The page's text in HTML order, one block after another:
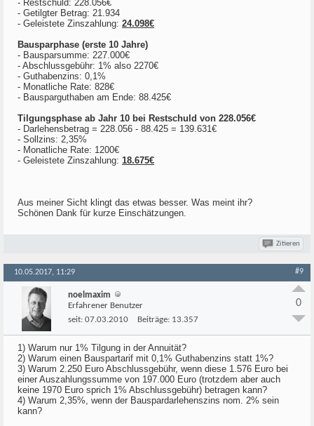
- Restschuld: 228.056€
- Getilgter Betrag: 21.934
- Geleistete Zinszahlung: 24.098€
Bausparphase (erste 10 Jahre)
- Bausparsumme: 227.000€
- Abschlussgebühr: 1% also 2270€
- Guthabenzins: 0,1%
- Monatliche Rate: 828€
- Bausparguthaben am Ende: 88.425€
Tilgungsphase ab Jahr 10 bei Restschuld von 228.056€
- Darlehensbetrag = 228.056 - 88.425 = 139.631€
- Sollzins: 2,35%
- Monatliche Rate: 1200€
- Geleistete Zinszahlung: 18.675€
Aus meiner Sicht klingt das etwas besser. Was meint ihr?
Schönen Dank für kurze Einschätzungen.
Zitieren
10.05.2017, 11:29 #9
noelmaxim
Erfahrener Benutzer
seit: 07.03.2010 Beiträge: 13.357
0
1) Warum nur 1% Tilgung in der Annuität?
2) Warum einen Bauspartarif mit 0,1% Guthabenzins statt 1%?
3) Warum 2.250 Euro Abschlussgebühr, wenn diese 1.576 Euro bei
einer Auszahlungssumme von 197.000 Euro (trotzdem aber auch
keine 1970 Euro sprich 1% Abschlussgebühr) betragen kann?
4) Warum 2,35%, wenn der Bauspardarlehenszins nom. 2% sein
kann?